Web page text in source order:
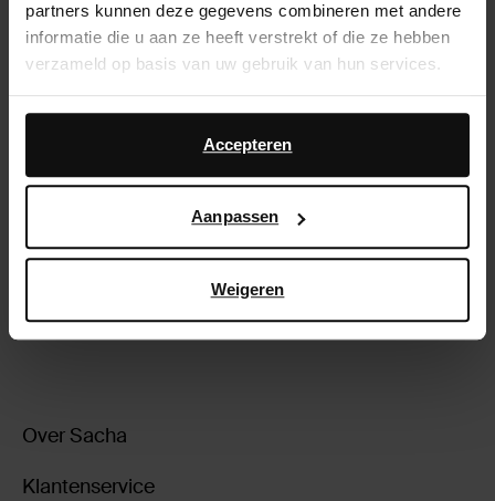
partners kunnen deze gegevens combineren met andere
informatie die u aan ze heeft verstrekt of die ze hebben
verzameld op basis van uw gebruik van hun services.
Daarnaast werken wij samen met Google voor
advertentie- en meetdoeleinden. Meer informatie over
hoe Google uw persoonsgegevens gebruikt, vindt u op
Accepteren
Aanpassen
Weigeren
Product omschrijving
Rode leren slippers van Sacha met croco design. De
slippers hebben een lage hak van 1 cm en zijn volledig
Bezorgen & retour
ga terug
Over Sacha
Klantenservice